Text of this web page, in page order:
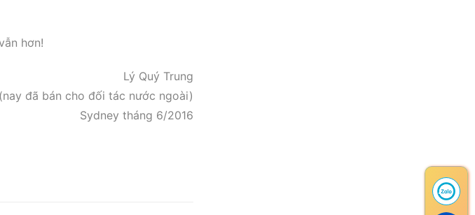
hơn!
Lý Quý Trung
đã bán cho đối tác nước ngoài)
Sydney tháng 6/2016